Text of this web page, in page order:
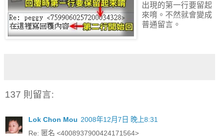
出現的第一行要留起
來唷。不然就會變成
普通留言。
137 則留言:
Lok Chon Mou 2008年12月7日 晚上8:31
Re: 匿名 <4008937900424171564>